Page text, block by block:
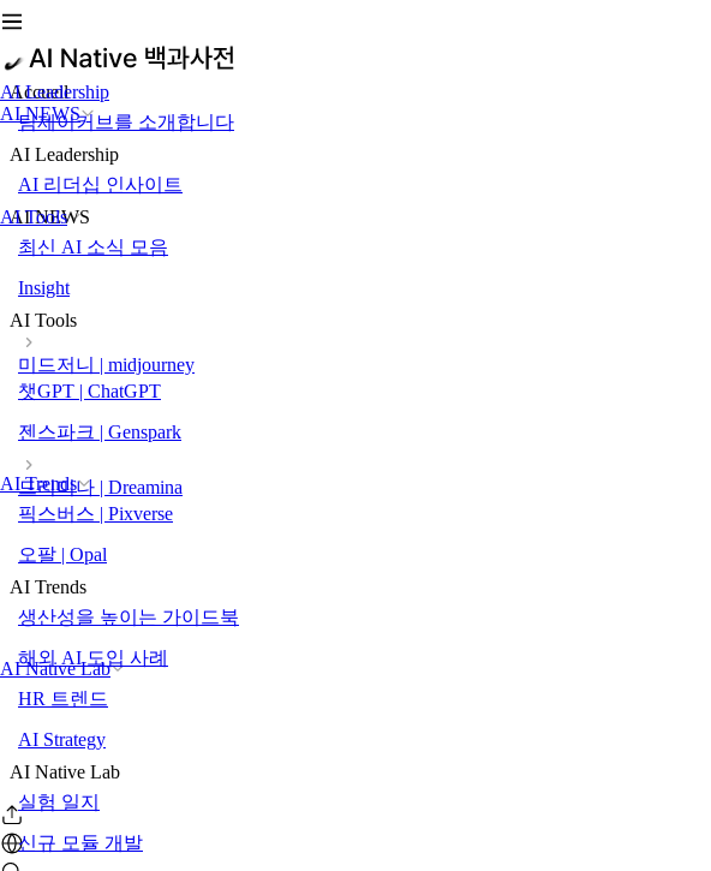
AI Leadership
AI NEWS
AI Tools
AI Trends
AI Native Lab
Accueil
팀제이커브를 소개합니다
AI Leadership
AI 리더십 인사이트
AI NEWS
최신 AI 소식 모음
Insight
AI Tools
미드저니 | midjourney
챗GPT | ChatGPT
젠스파크 | Genspark
드리미나 | Dreamina
픽스버스 | Pixverse
오팔 | Opal
AI Trends
생산성을 높이는 가이드북
해외 AI 도입 사례
HR 트렌드
AI Strategy
AI Native Lab
실험 일지
신규 모듈 개발